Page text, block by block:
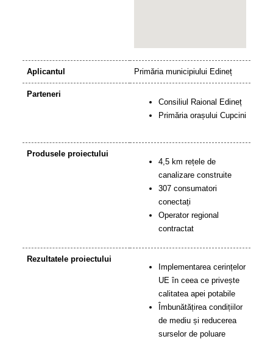
Aplicantul Primăria municipiului Edineț
Parteneri
Consiliul Raional Edineț
Primăria orașului Cupcini
Produsele proiectului
4,5 km rețele de
canalizare construite
307 consumatori
conectați
Operator regional
contractat
Rezultatele proiectului
Implementarea cerințelor
UE în ceea ce privește
calitatea apei potabile
Îmbunătățirea condițiilor
de mediu și reducerea
surselor de poluare